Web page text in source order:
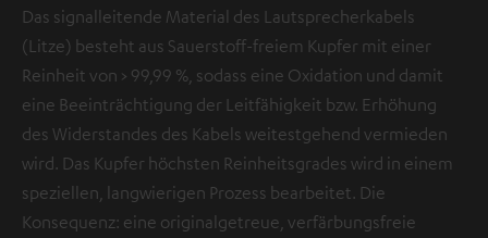
Das signalleitende Material des Lautsprecherkabels
(Litze) besteht aus Sauerstoff-freiem Kupfer mit einer
Reinheit von > 99,99 %, sodass eine Oxidation und damit
eine Beeinträchtigung der Leitfähigkeit bzw. Erhöhung
des Widerstandes des Kabels weitestgehend vermieden
wird. Das Kupfer höchsten Reinheitsgrades wird in einem
speziellen, langwierigen Prozess bearbeitet. Die
Konsequenz: eine originalgetreue, verfärbungsfreie